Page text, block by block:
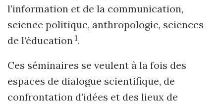
l’information et de la communication,
science politique, anthropologie, sciences
de l’éducation 1.
Ces séminaires se veulent à la fois des
espaces de dialogue scientifique, de
confrontation d’idées et des lieux de